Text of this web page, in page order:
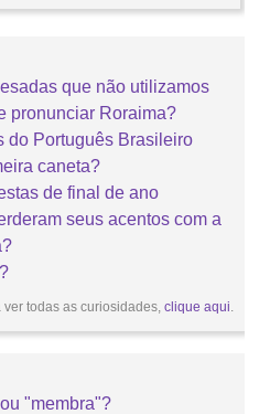
que não utilizamos
pronunciar Roraima?
do Português Brasileiro
caneta?
de final de ano
seus acentos com a
ver todas as curiosidades, clique aqui
"membra"?